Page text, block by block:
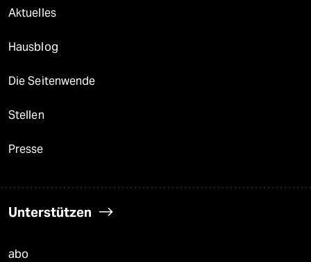
Aktuelles
Hausblog
Die Seitenwende
Stellen
Presse
Unterstützen
abo